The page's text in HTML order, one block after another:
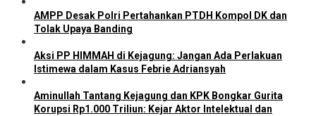
AMPP Desak Polri Pertahankan PTDH Kompol DK dan
Tolak Upaya Banding
Aksi PP HIMMAH di Kejagung: Jangan Ada Perlakuan
Istimewa dalam Kasus Febrie Adriansyah
Aminullah Tantang Kejagung dan KPK Bongkar Gurita
Korupsi Rp1.000 Triliun: Kejar Aktor Intelektual dan